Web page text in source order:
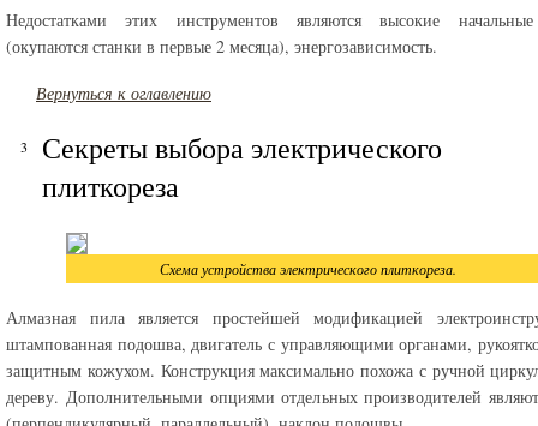
Недостатками этих инструментов являются высокие
(окупаются станки в первые 2 месяца), энергозависимость.
Вернуться к оглавлению
Секреты выбора электрического
плиткореза
Схема устройства электрического плиткореза.
Алмазная пила является простейшей модификацией
штампованная подошва, двигатель с управляющими органами,
защитным кожухом. Конструкция максимально похожа с ручной
дереву. Дополнительными опциями отдельных производителей